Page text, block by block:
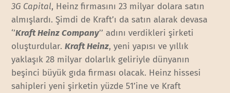
3G Capital, Heinz firmasını 23 milyar dolara satın
almışlardı. Şimdi de Kraft’ı da satın alarak devasa
‘’Kraft Heinz Company’’ adını verdikleri şirketi
oluşturdular.Kraft Heinz, yeni yapısı ve yıllık
yaklaşık 28 milyar dolarlık geliriyle dünyanın
beşinci büyük gıda firması olacak. Heinz hissesi
sahipleri yeni şirketin yüzde 51’ine ve Kraft